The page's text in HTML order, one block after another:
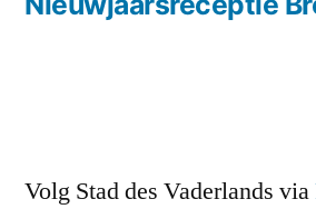
Volg Stad des Vaderlands via